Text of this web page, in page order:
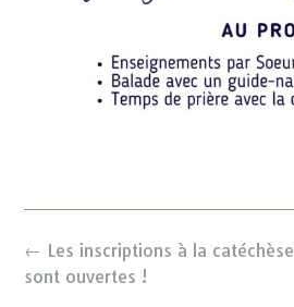
Post
navigation
← Les inscriptions à la catéchèse
sont ouvertes !